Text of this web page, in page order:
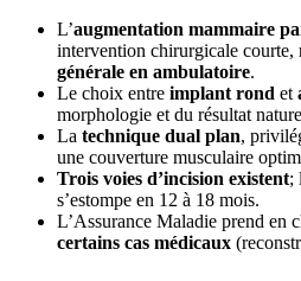
L’augmentation mammaire
intervention chirurgicale courte,
générale en ambulatoire.
Le choix entre implant rond et
morphologie et du résultat
La technique dual plan,
une couverture musculaire
Trois voies d’incision existent;
s’estompe en 12 à 18 mois.
L’Assurance Maladie prend en
certains cas médicaux